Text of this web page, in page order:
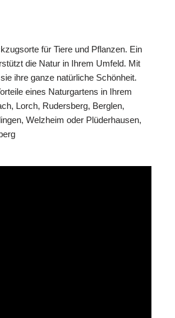
für Tiere und Pflanzen. Ein
die Natur in Ihrem Umfeld. Mit
ihre ganze natürliche Schönheit.
eines Naturgartens in Ihrem
Lorch, Rudersberg, Berglen,
Welzheim oder Plüderhausen,